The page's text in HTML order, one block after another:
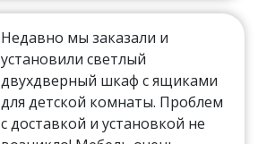
Недавно мы заказали и
установили светлый
двухдверный шкаф с ящиками
для детской комнаты. Проблем
с доставкой и установкой не